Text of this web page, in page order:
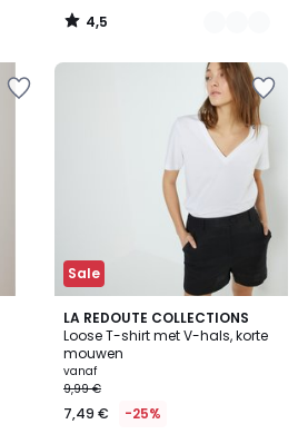
4,5
/
Sale
LA REDOUTE COLLECTIONS
Loose T-shirt met V-hals, korte
mouwen
vanaf
9,99 €
7,49 € -25%
4,4
/ 5
4
Kleuren